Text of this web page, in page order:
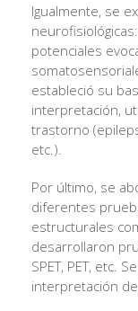
Igualmente, se
potenciales
estableció su
interpretación,
trastorno
etc.).
Por último, se
diferentes
estructurales
desarrollaron
SPET, PET, etc.
interpretación de